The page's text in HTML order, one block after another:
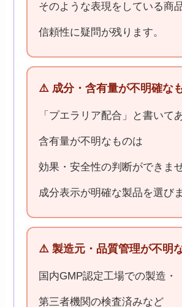
そのような表現をしている商
信頼性に疑問が残ります。
⚠️ 成分・含有量が不明確な
「プエラリア配合」と書いて
含有量が不明なものは
効果・安全性の判断ができませ
成分表示が明確な製品を選び
⚠️ 製造元・品質管理が不明
国内GMP認定工場での製造・
第三者機関の検査済みなど